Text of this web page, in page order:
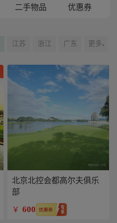
二手物品 优惠券
江苏 浙江 广东 更多
北京北控会都高尔夫俱乐
部
￥ 600